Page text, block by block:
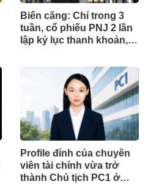
Biến căng: Chỉ trong 3
tuần, cổ phiếu PNJ 2 lần
lập kỷ lục thanh khoản,
Profile đỉnh của chuyên
viên tài chính vừa trở
thành Chủ tịch PC1 ở